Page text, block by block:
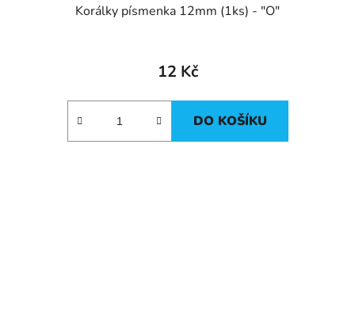
Korálky písmenka 12mm (1ks) - "O"
12 Kč
DO KOŠÍKU